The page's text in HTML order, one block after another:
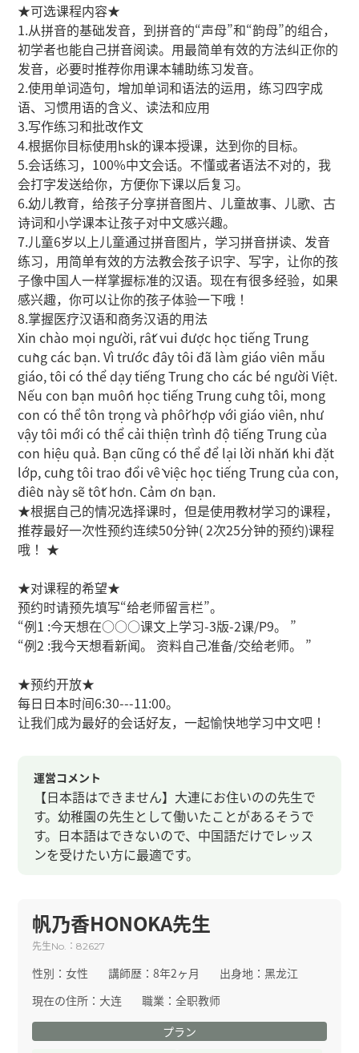
★可选课程内容★
1.从拼音的基础发音，到拼音的“声母”和“韵母”的组合，
初学者也能自己拼音阅读。用最简单有效的方法纠正你的
发音，必要时推荐你用课本辅助练习发音。
2.使用单词造句，增加单词和语法的运用，练习四字成
语、习惯用语的含义、读法和应用
3.写作练习和批改作文
4.根据你目标使用hsk的课本授课，达到你的目标。
5.会话练习，100%中文会话。不懂或者语法不对的，我
会打字发送给你，方便你下课以后复习。
6.幼儿教育，给孩子分享拼音图片、儿童故事、儿歌、古
诗词和小学课本让孩子对中文感兴趣。
7.儿童6岁以上儿童通过拼音图片，学习拼音拼读、发音
练习，用简单有效的方法教会孩子识字、写字，让你的孩
子像中国人一样掌握标准的汉语。现在有很多经验，如果
感兴趣，你可以让你的孩子体验一下哦！
8.掌握医疗汉语和商务汉语的用法
Xin chào mọi người, rất vui được học tiếng Trung
cùng các bạn. Vì trước đây tôi đã làm giáo viên mẫu
giáo, tôi có thể dạy tiếng Trung cho các bé người Việt.
Nếu con bạn muốn học tiếng Trung cùng tôi, mong
con có thể tôn trọng và phối hợp với giáo viên, như
vậy tôi mới có thể cải thiện trình độ tiếng Trung của
con hiệu quả. Bạn cũng có thể để lại lời nhắn khi đặt
lớp, cùng tôi trao đổi về việc học tiếng Trung của con,
điều này sẽ tốt hơn. Cảm ơn bạn.
★根据自己的情况选择课时，但是使用教材学习的课程，
推荐最好一次性预约连续50分钟( 2次25分钟的预约)课程
哦！ ★
★对课程的希望★
预约时请预先填写“给老师留言栏”。
“例1 :今天想在○○○课文上学习-3版-2课/P9。 ”
“例2 :我今天想看新闻。 资料自己准备/交给老师。 ”
★预约开放★
每日日本时间6:30---11:00。
让我们成为最好的会话好友，一起愉快地学习中文吧！
運営コメント
【日本語はできません】大連にお住いのの先生で
す。幼稚園の先生として働いたことがあるそうで
す。日本語はできないので、中国語だけでレッス
ンを受けたい方に最適です。
帆乃香HONOKA先生
先生No. ：82627
性別：女性 講師歴：8年2ヶ月 出身地：黑龙江
現在の住所： 大连 職業：全职教师
プラン